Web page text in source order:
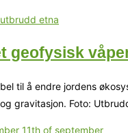
geofysisk
til å endre jordens
gravitasjon. Foto: